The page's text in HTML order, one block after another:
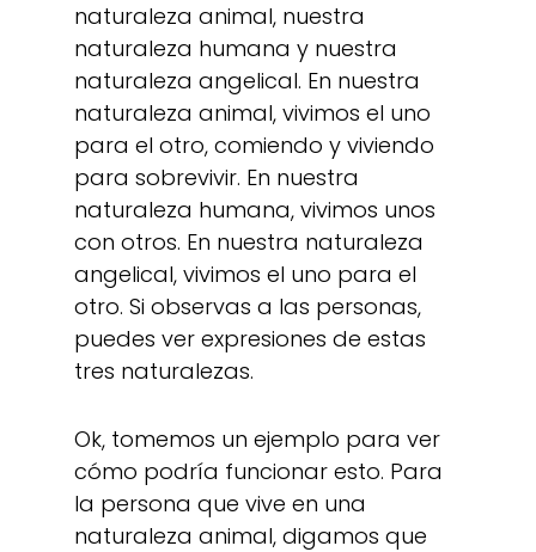
naturaleza animal, nuestra
naturaleza humana y nuestra
naturaleza angelical. En nuestra
naturaleza animal, vivimos el uno
para el otro, comiendo y viviendo
para sobrevivir. En nuestra
naturaleza humana, vivimos unos
con otros. En nuestra naturaleza
angelical, vivimos el uno para el
otro. Si observas a las personas,
puedes ver expresiones de estas
tres naturalezas.
Ok, tomemos un ejemplo para ver
cómo podría funcionar esto. Para
la persona que vive en una
naturaleza animal, digamos que